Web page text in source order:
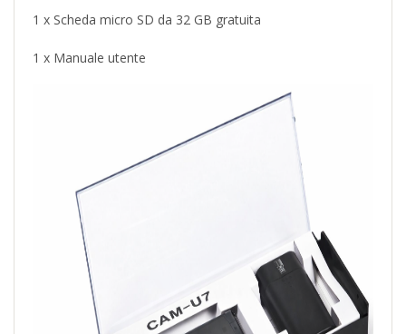
1 x Scheda micro SD da 32 GB gratuita
1 x Manuale utente